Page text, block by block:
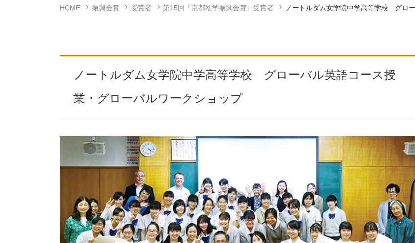
HOME 振興会賞 受賞者 第15回『京都私学振興会賞』受賞者 ノートルダム女学院中学高等学校 グロ
ノートルダム女学院中学高等学校 グローバル英語コース授
業・グローバルワークショップ